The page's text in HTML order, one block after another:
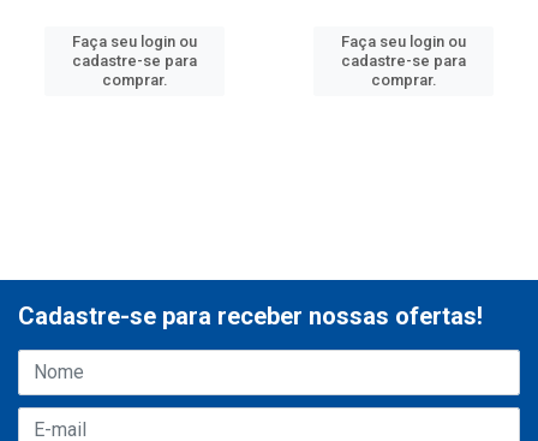
Faça seu login ou
cadastre-se para
comprar.
Faça seu login ou
cadastre-se para
comprar.
Cadastre-se para receber nossas ofertas!